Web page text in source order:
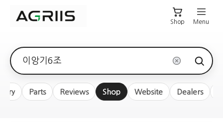
Shop Menu
검색어
Parts Reviews Shop Website Dealers